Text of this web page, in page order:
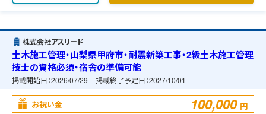
株式会社アスリード
土木施工管理・山梨県甲府市・耐震新築工事・2級土木施工管理
技士の資格必須・宿舎の準備可能
掲載開始日：2026/07/29 掲載終了予定日：2027/10/01
お祝い金 100,000 円